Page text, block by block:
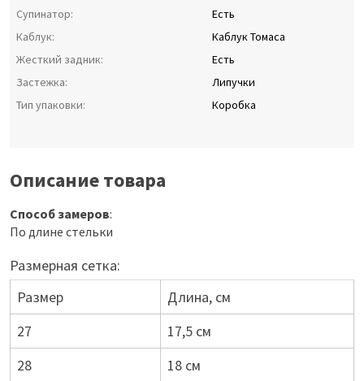
Супинатор:
Есть
Каблук:
Каблук Томаса
Жесткий задник:
Есть
Застежка:
Липучки
Тип упаковки:
Коробка
Описание товара
Способ замеров:
По длине стельки
Размерная сетка:
Размер
Длина, см
27
17,5 см
28
18 см